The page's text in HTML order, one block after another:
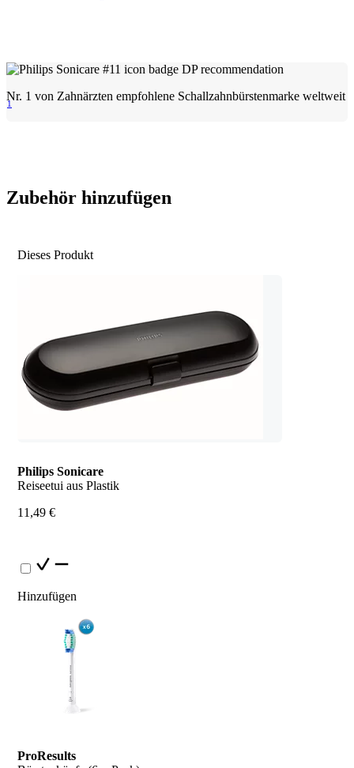
Nr. 1 von Zahnärzten empfohlene Schallzahnbürstenmarke weltweit
1
Zubehör hinzufügen
Dieses Produkt
Philips Sonicare
Reiseetui aus Plastik
11,49 €
Hinzufügen
ProResults